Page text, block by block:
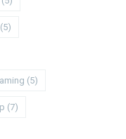
(5)
(5)
(7)